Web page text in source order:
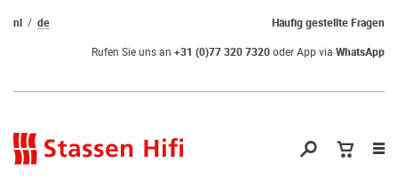
Häufig gestellte Fragen
nl de
Rufen Sie uns an +31 (0)77 320 7320oder App via WhatsApp